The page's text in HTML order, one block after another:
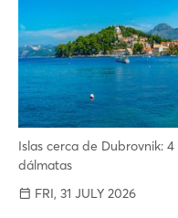
Islas cerca de Dubrovnik:
dálmatas
FRI, 31 JULY 2026